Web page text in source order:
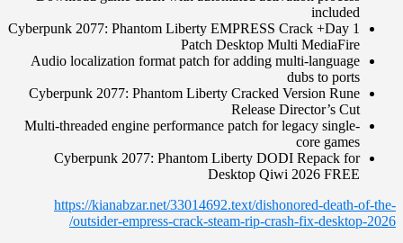
included
Cyberpunk 2077: Phantom Liberty EMPRESS Crack +Day 1
Patch Desktop Multi MediaFire
Audio localization format patch for adding multi-language
dubs to ports
Cyberpunk 2077: Phantom Liberty Cracked Version Rune
Release Director’s Cut
Multi-threaded engine performance patch for legacy single-
core games
Cyberpunk 2077: Phantom Liberty DODI Repack for
Desktop Qiwi 2026 FREE
https://kianabzar.net/33014692.text/dishonored-death-of-the-
outsider-empress-crack-steam-rip-crash-fix-desktop-2026/